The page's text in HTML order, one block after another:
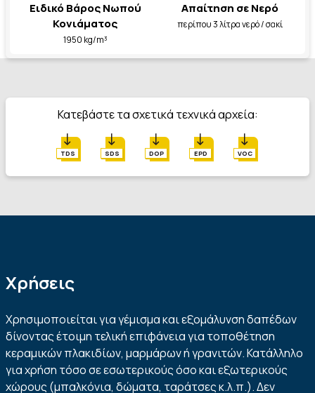
Ειδικό Βάρος Νωπού
Κονιάματος
1950 kg/m³
Απαίτηση σε Νερό
περίπου 3 λίτρα νερό / σακί
Κατεβάστε τα σχετικά τεχνικά αρχεία:
TDS SDS DOP EPD VOC
Χρήσεις
Χρησιμοποιείται για γέμισμα και εξομάλυνση δαπέδων
δίνοντας έτοιμη τελική επιφάνεια για τοποθέτηση
κεραμικών πλακιδίων, μαρμάρων ή γρανιτών. Κατάλληλο
για χρήση τόσο σε εσωτερικούς όσο και εξωτερικούς
χώρους (μπαλκόνια, δώματα, ταράτσες κ.λ.π.). Δεν